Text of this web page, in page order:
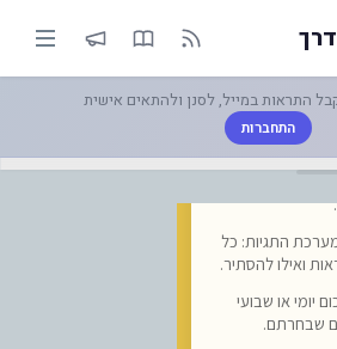
זרות על חזרת... | אור בהירות הדרך
התראות במייל, לסנן ולהתאים אישית
התחברות